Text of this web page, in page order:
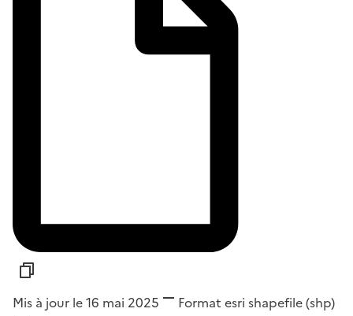
Mis à jour le 16 mai 2025 Format esri shapefile (shp)